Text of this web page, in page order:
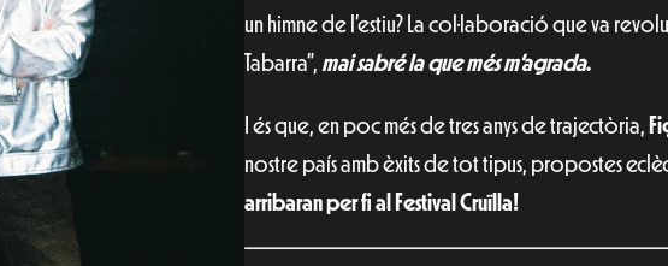
un himne de l’estiu? La col·laboració que va
Tabarra”, mai sabré la que més m’agrada.
I és que, en poc més de tres anys de trajectòria,
nostre país amb èxits de tot tipus, propostes
arribaran per fi al Festival Cruïlla!